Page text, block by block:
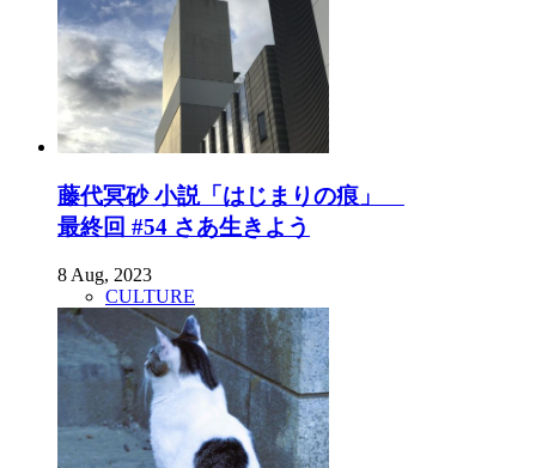
藤代冥砂 小説「はじまりの痕」
最終回 #54 さあ生きよう
8 Aug, 2023
CULTURE